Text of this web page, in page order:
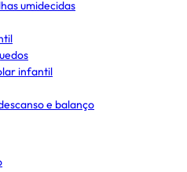
umidecidas
infantil
e balanço